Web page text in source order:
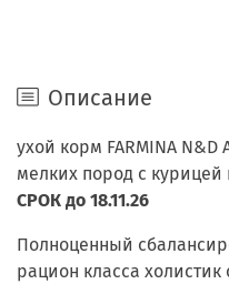
Описание
ухой корм FARMINA
мелких пород с курицей
СРОК до 18.11.26
Полноценный
рацион класса